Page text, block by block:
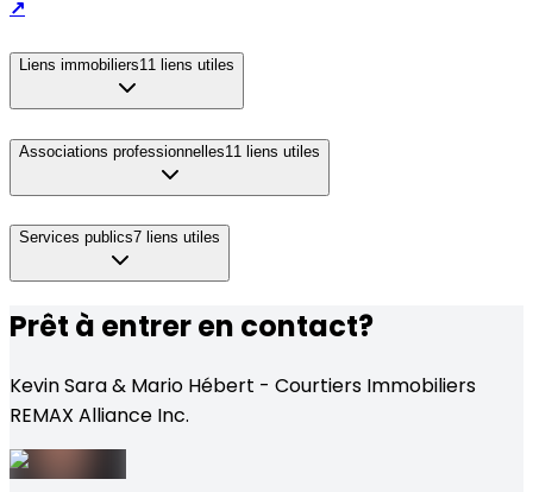
↗
Liens immobiliers11 liens utiles
Associations professionnelles11 liens utiles
Services publics7 liens utiles
Prêt à entrer en contact?
Kevin Sara & Mario Hébert - Courtiers Immobiliers
REMAX Alliance Inc.